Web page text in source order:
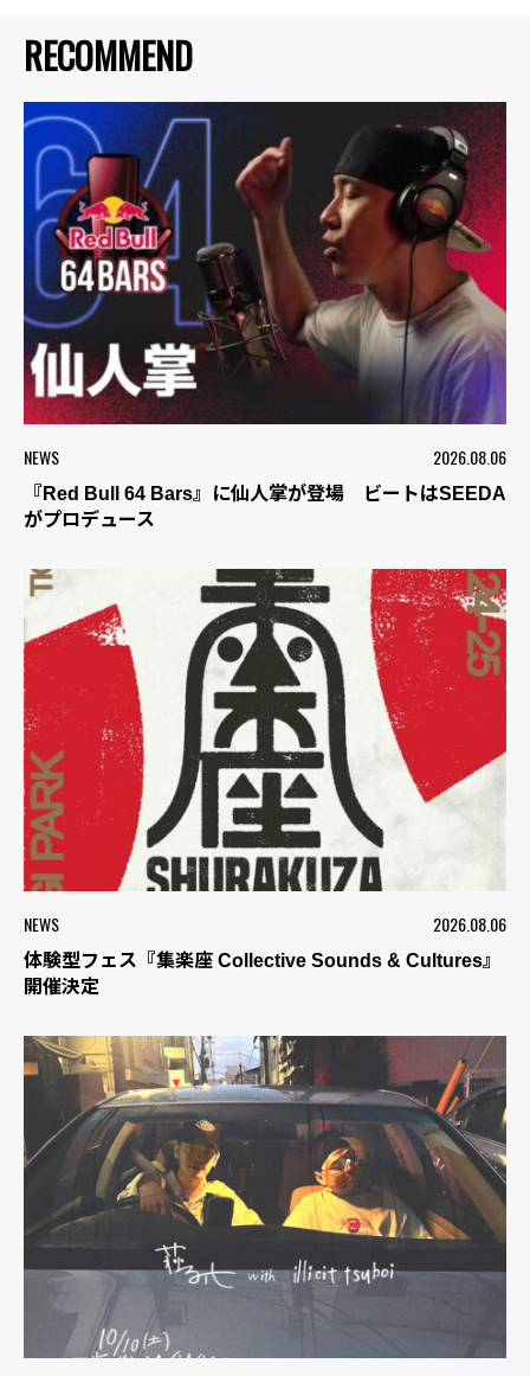
RECOMMEND
NEWS 2026.08.06
『Red Bull 64 Bars』に仙人掌が登場 ビートはSEEDA
がプロデュース
NEWS 2026.08.06
体験型フェス『集楽座 Collective Sounds & Cultures』
開催決定